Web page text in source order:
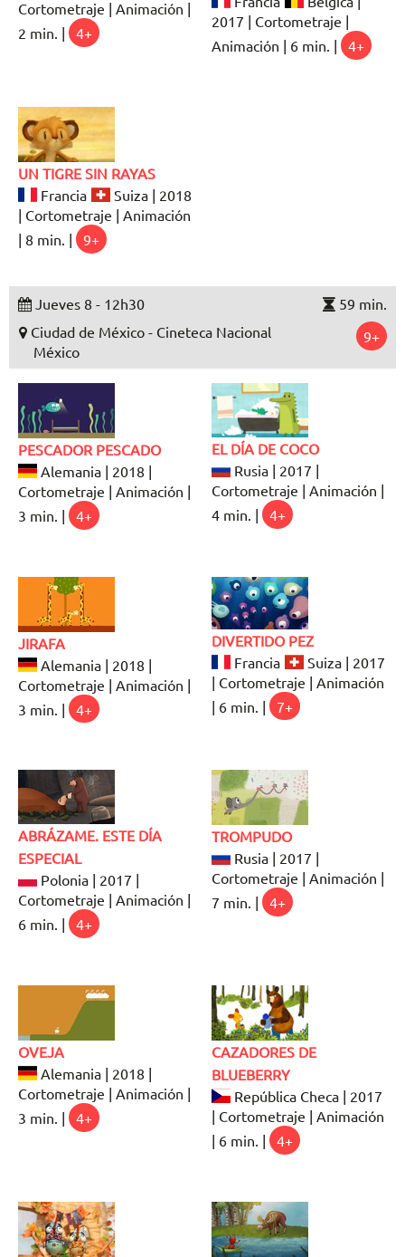
Cortometraje | Animación |
2 min. |
4+
2017 | Cortometraje |
Animación | 6 min. |
4+
UN TIGRE SIN RAYAS
Francia
Suiza | 2018
| Cortometraje | Animación
| 8 min. |
9+
Jueves 8 - 12h30
59 min.
Ciudad de México - Cineteca Nacional
México
9+
PESCADOR PESCADO
Alemania | 2018 |
Cortometraje | Animación |
3 min. |
4+
EL DÍA DE COCO
Rusia | 2017 |
Cortometraje | Animación |
4 min. |
4+
JIRAFA
Alemania | 2018 |
Cortometraje | Animación |
3 min. |
4+
DIVERTIDO PEZ
Francia
Suiza | 2017
| Cortometraje | Animación
| 6 min. |
7+
ABRÁZAME. ESTE DÍA
ESPECIAL
Polonia | 2017 |
Cortometraje | Animación |
6 min. |
4+
TROMPUDO
Rusia | 2017 |
Cortometraje | Animación |
7 min. |
4+
OVEJA
Alemania | 2018 |
Cortometraje | Animación |
3 min. |
4+
CAZADORES DE
BLUEBERRY
República Checa | 2017
| Cortometraje | Animación
| 6 min. |
4+